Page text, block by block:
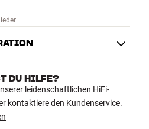
DU HILFE?
leidenschaftlichen HiFi-
kontaktiere den Kundenservice.